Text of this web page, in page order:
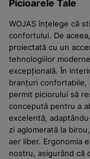
Picioarele Tale
WOJAS înțelege că
confortului. De
proiectată cu un
tehnologiilor
excepțională. În
branțuri confortabile,
permit piciorului să
concepută pentru a
excelentă,
zi aglomerată la
aer liber. Ergonomia
nostru, asigurând că